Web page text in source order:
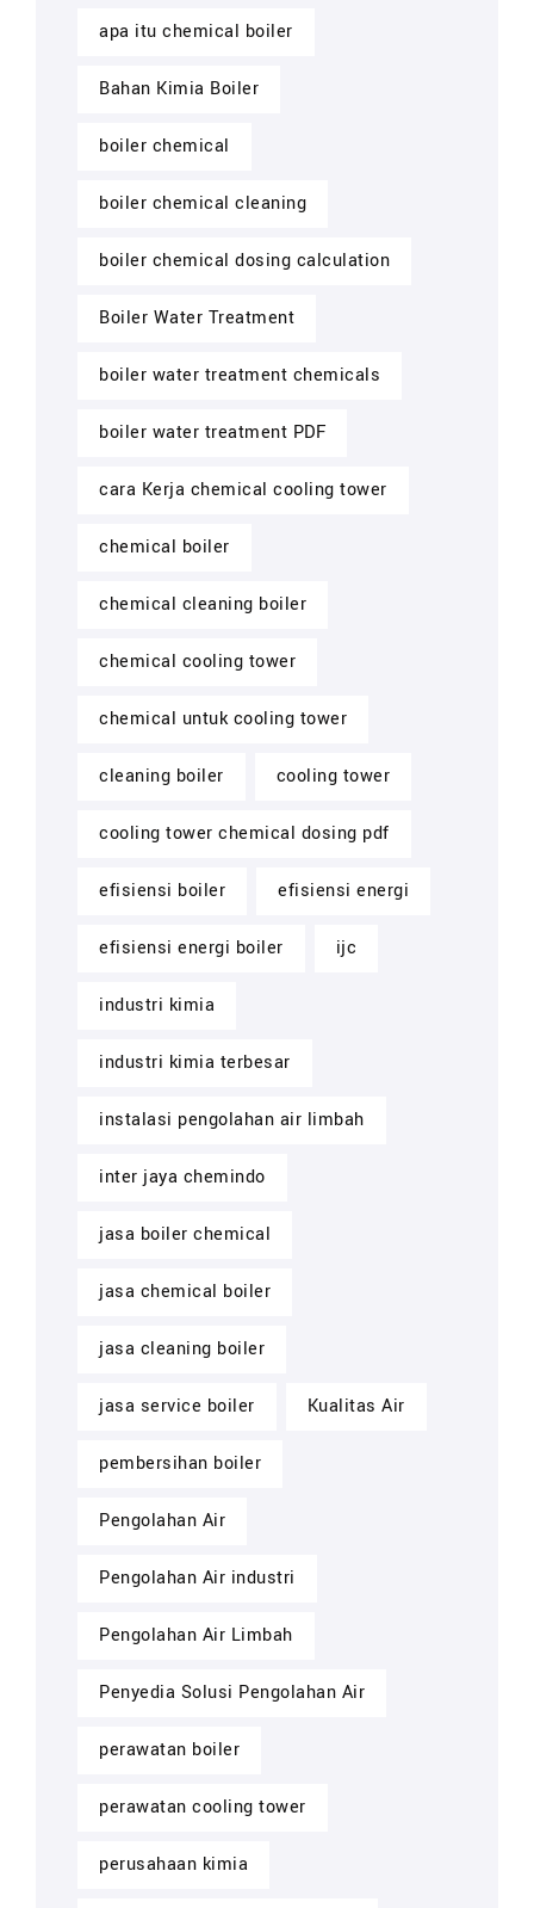
apa itu chemical boiler
Bahan Kimia Boiler
boiler chemical
boiler chemical cleaning
boiler chemical dosing calculation
Boiler Water Treatment
boiler water treatment chemicals
boiler water treatment PDF
cara Kerja chemical cooling tower
chemical boiler
chemical cleaning boiler
chemical cooling tower
chemical untuk cooling tower
cleaning boiler cooling tower
cooling tower chemical dosing pdf
efisiensi boiler efisiensi energi
efisiensi energi boiler ijc
industri kimia
industri kimia terbesar
instalasi pengolahan air limbah
inter jaya chemindo
jasa boiler chemical
jasa chemical boiler
jasa cleaning boiler
jasa service boiler Kualitas Air
pembersihan boiler
Pengolahan Air
Pengolahan Air industri
Pengolahan Air Limbah
Penyedia Solusi Pengolahan Air
perawatan boiler
perawatan cooling tower
perusahaan kimia